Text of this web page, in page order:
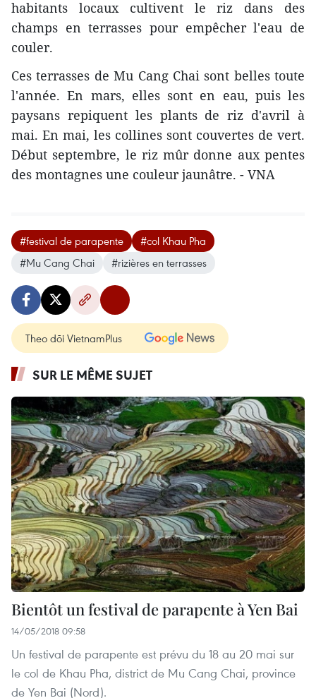
habitants locaux cultivent le riz dans des
champs en terrasses pour empêcher l'eau de
couler.
Ces terrasses de Mu Cang Chai sont belles toute
l'année. En mars, elles sont en eau, puis les
paysans repiquent les plants de riz d'avril à
mai. En mai, les collines sont couvertes de vert.
Début septembre, le riz mûr donne aux pentes
des montagnes une couleur jaunâtre. - VNA
#festival de parapente
#col Khau Pha
#Mu Cang Chai
#rizières en terrasses
Theo dõi VietnamPlus
SUR LE MÊME SUJET
Bientôt un festival de parapente à Yen Bai
14/05/2018 09:58
Un festival de parapente est prévu du 18 au 20 mai sur
le col de Khau Pha, district de Mu Cang Chai, province
de Yen Bai (Nord).